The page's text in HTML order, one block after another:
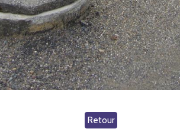
Retour